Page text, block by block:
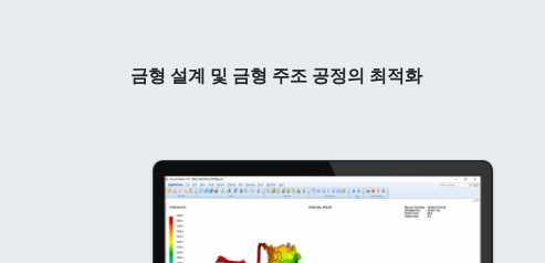
금형 설계 및 금형 주조 공정의 최적화